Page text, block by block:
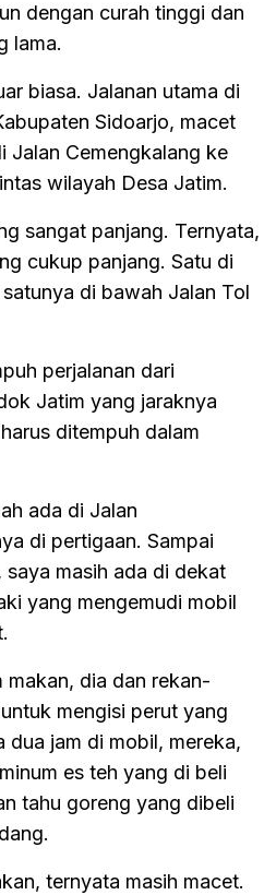
dengan curah tinggi dan
lama.
biasa. Jalanan utama di
Sidoarjo, macet
Jalan Cemengkalang ke
wilayah Desa Jatim.
sangat panjang. Ternyata,
cukup panjang. Satu di
di bawah Jalan Tol
perjalanan dari
Jatim yang jaraknya
ditempuh dalam
ada di Jalan
di pertigaan. Sampai
masih ada di dekat
yang mengemudi mobil
makan, dia dan rekan-
mengisi perut yang
dua jam di mobil, mereka,
es teh yang di beli
tahu goreng yang dibeli
ternyata masih macet.